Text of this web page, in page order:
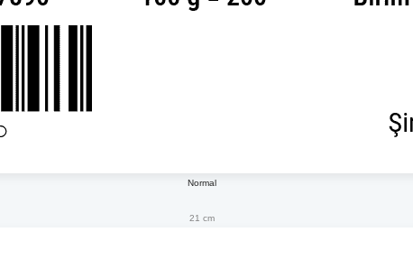
Normal
21 cm